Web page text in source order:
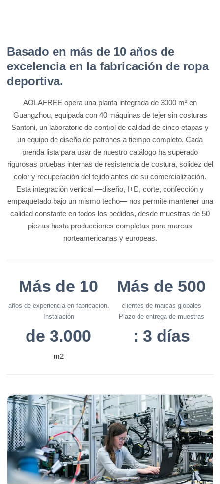
Basado en más de 10 años de
excelencia en la fabricación de ropa
deportiva.
AOLAFREE opera una planta integrada de 3000 m² en
Guangzhou, equipada con 40 máquinas de tejer sin costuras
Santoni, un laboratorio de control de calidad de cinco etapas y
un equipo de diseño de patrones a tiempo completo. Cada
prenda lista para usar de nuestro catálogo ha superado
rigurosas pruebas internas de resistencia de costura, solidez del
color y recuperación del tejido antes de su comercialización.
Esta integración vertical —diseño, I+D, corte, confección y
empaquetado bajo un mismo techo— nos permite mantener una
calidad constante en todos los pedidos, desde muestras de 50
piezas hasta producciones completas para marcas
norteamericanas y europeas.
Más de 10
años de experiencia en fabricación.
Más de 500
clientes de marcas globales
Instalación
de 3.000
m2
Plazo de entrega de muestras
: 3 días